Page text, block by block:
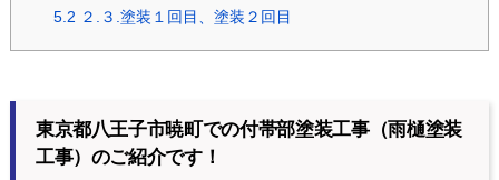
5.2 ２.３.塗装１回目、塗装２回目
東京都八王子市暁町での付帯部塗装工事（雨樋塗装
工事）のご紹介です！